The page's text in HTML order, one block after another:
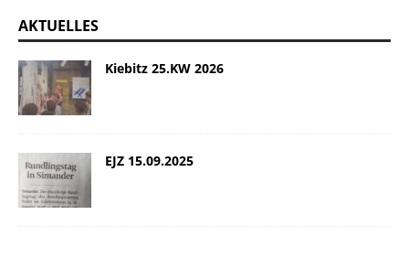
AKTUELLES
Kiebitz 25.KW 2026
EJZ 15.09.2025